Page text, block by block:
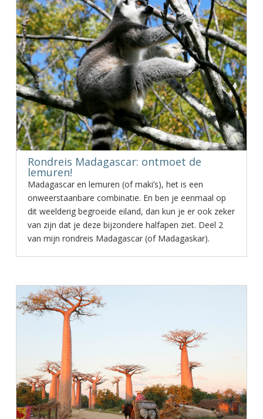
Rondreis Madagascar: ontmoet de
lemuren!
Madagascar en lemuren (of maki’s), het is een
onweerstaanbare combinatie. En ben je eenmaal op
dit weelderig begroeide eiland, dan kun je er ook zeker
van zijn dat je deze bijzondere halfapen ziet. Deel 2
van mijn rondreis Madagascar (of Madagaskar).